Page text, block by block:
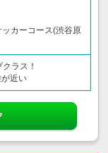
カーコース(渋谷原
ラス！
近い